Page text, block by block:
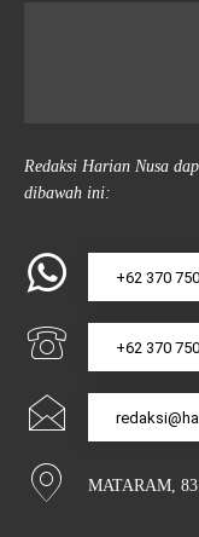
Redaksi Harian Nusa
dibawah ini:
+62 370
+62 370
MATARAM,